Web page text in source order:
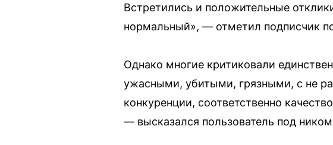
Встретились и положительные
нормальный», — отметил подписчик
Однако многие критиковали
ужасными, убитыми, грязными, с не
конкуренции, соответственно
— высказался пользователь под